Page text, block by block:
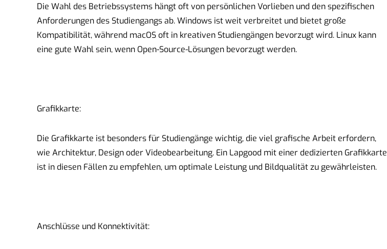
Die Wahl des Betriebssystems hängt oft von persönlichen Vorlieben und den spezifischen
Anforderungen des Studiengangs ab. Windows ist weit verbreitet und bietet große
Kompatibilität, während macOS oft in kreativen Studiengängen bevorzugt wird. Linux kann
eine gute Wahl sein, wenn Open-Source-Lösungen bevorzugt werden.
Grafikkarte:
Die Grafikkarte ist besonders für Studiengänge wichtig, die viel grafische Arbeit erfordern,
wie Architektur, Design oder Videobearbeitung. Ein Lapgood mit einer dedizierten Grafikkarte
ist in diesen Fällen zu empfehlen, um optimale Leistung und Bildqualität zu gewährleisten.
Anschlüsse und Konnektivität: